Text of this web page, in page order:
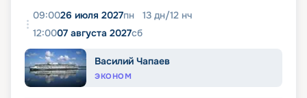
09:0026 июля 2027пн 13 дн/12 нч
12:0007 августа 2027сб
Василий Чапаев
ЭКОНОМ